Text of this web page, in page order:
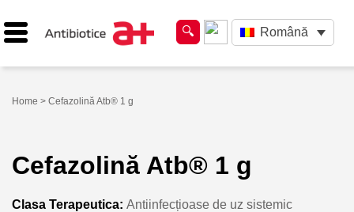
Română
Home > Cefazolină Atb® 1 g
Cefazolină Atb® 1 g
Clasa Terapeutica: Antiinfecțioase de uz sistemic